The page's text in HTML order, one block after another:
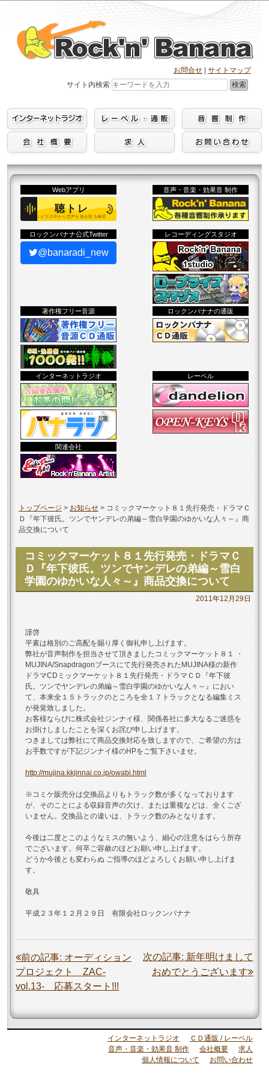
content
お問合せ
サイトマップ
サイト内検索
検索
トップページ>お知らせ>コミックマーケット８１先行発売・ドラマＣ
Ｄ『年下彼氏。ツンでヤンデレの弟編～雪白学園のゆかいな人々～』商
品交換について
コミックマーケット８１先行発売・ドラマＣ
Ｄ『年下彼氏。ツンでヤンデレの弟編～雪白
学園のゆかいな人々～』商品交換について
2011年12月29日
謹啓
平素は格別のご高配を賜り厚く御礼申し上げます。
弊社が音声制作を担当させて頂きましたコミックマーケット８１ ・
MUJINA/Snapdragonブースにて先行発売されたMUJINA様の新作
ドラマCDミックマーケット８１先行発売・ドラマＣＤ『年下彼
氏。ツンでヤンデレの弟編～雪白学園のゆかいな人々～』におい
て、本来全１５トラックのところを全１７トラックとなる編集ミス
が発覚致しました。
お客様ならびに株式会社ジンナイ様、関係各社に多大なるご迷惑を
お掛けしましたことを深くお詫び申し上げます。
つきましては弊社にて商品交換対応を致しますので、ご希望の方は
お手数ですが下記ジンナイ様のHPをご覧下さいませ。
http://mujina.kkjinnai.co.jp/owabi.html
※コミケ販売分は交換品よりもトラック数が多くなっております
が、そのことによる収録音声の欠け、または重複などは、全くござ
いません。交換品との違いは、トラック数のみとなります。
今後は二度とこのようなミスの無いよう、細心の注意をはらう所存
でございます。何卒ご容赦のほどお願い申し上げます。
どうか今後とも変わらぬ ご指導のほどよろしくお願い申し上げま
す。
敬具
平成２３年１２月２９日 有限会社ロックンバナナ
投
稿
ナ
ビ
ゲ
前の記事: オーディション
プロジェクト ZAC-
vol.13- 応募スタート!!!
次の記事: 新年明けまして
おめでとうございます
Webアプリ 音声・音楽・効果音 制作
ロックンバナナ公式Twitter
@banaradi_new
レコーディングスタジオ
著作権フリー音源 ロックンバナナの通販
インターネットラジオ レーベル
関連会社
インターネットラジオ
ＣＤ通販 / レーベル
音声・音楽・効果音 制作
会社概要
求人
個人情報について
お問い合わせ